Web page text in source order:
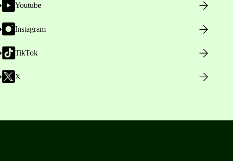
Youtube
Instagram
TikTok
X